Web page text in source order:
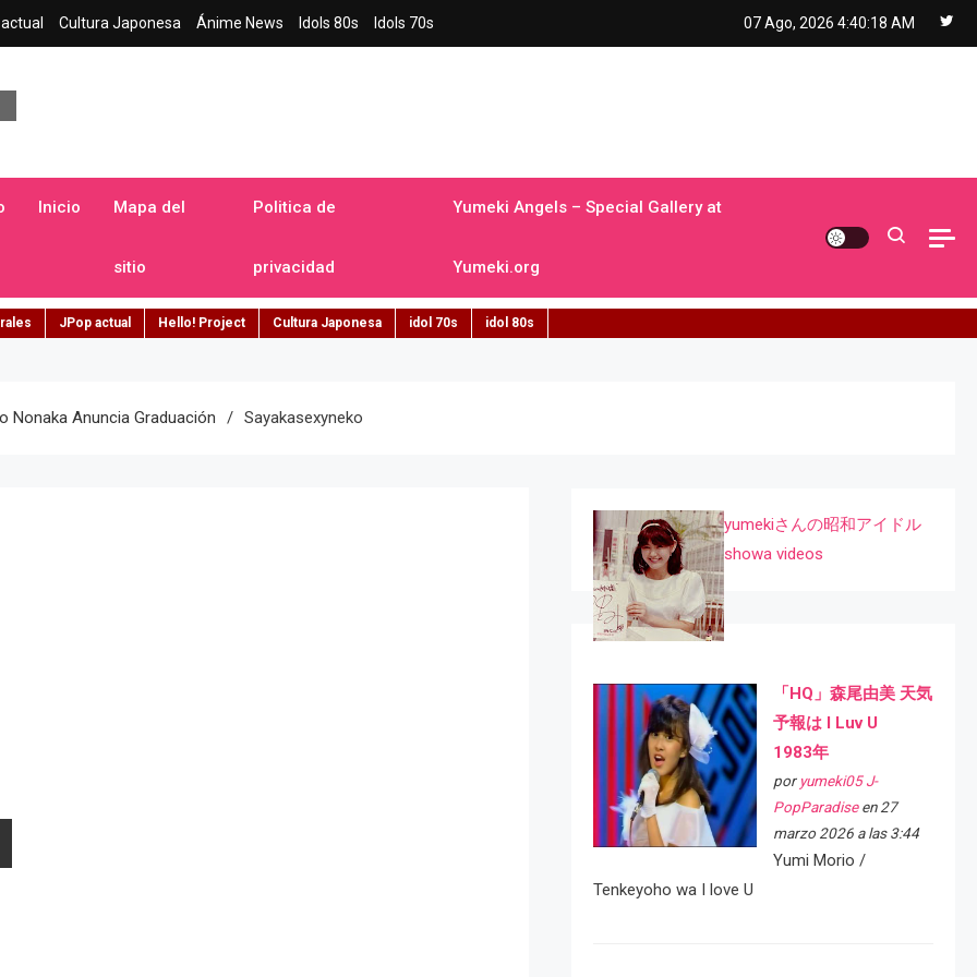
Cultura Japonesa Ánime News Idols 80s Idols 70s 07 Ago, 2026 4:40:19 AM
Inicio Mapa del
sitio
Politica de
privacidad
Yumeki Angels – Special Gallery at
Yumeki.org
JPop actual Hello! Project Cultura Japonesa idol 70s idol 80s
Nonaka Anuncia Graduación Sayakasexyneko
yumekiさんの昭和アイドル
showa videos
「HQ」森尾由美 天気
予報は I Luv U
1983年
por yumeki05 J-
PopParadiseen 27
marzo 2026 a las 3:44
Yumi Morio /
Tenkeyoho wa I love U